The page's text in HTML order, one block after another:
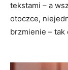
tekstami – a
otoczce,
brzmienie – tak